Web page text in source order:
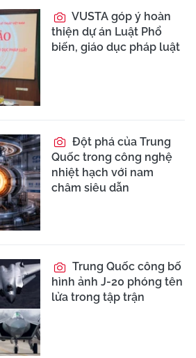
VUSTA góp ý hoàn
thiện dự án Luật Phổ
biến, giáo dục pháp luật
Đột phá của Trung
Quốc trong công nghệ
nhiệt hạch với nam
châm siêu dẫn
Trung Quốc công bố
hình ảnh J-20 phóng tên
lửa trong tập trận